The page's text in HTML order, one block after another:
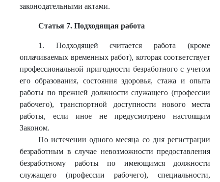
законодательными актами.
Статья 7. Подходящая работа
1. Подходящей считается работа (кроме
оплачиваемых временных работ), которая соответствует
профессиональной пригодности безработного с учетом
его образования, состояния здоровья, стажа и опыта
работы по прежней должности служащего (профессии
рабочего), транспортной доступности нового места
работы, если иное не предусмотрено настоящим
Законом.
По истечении одного месяца со дня регистрации
безработным в случае невозможности предоставления
безработному работы по имеющимся должности
служащего (профессии рабочего), специальности,